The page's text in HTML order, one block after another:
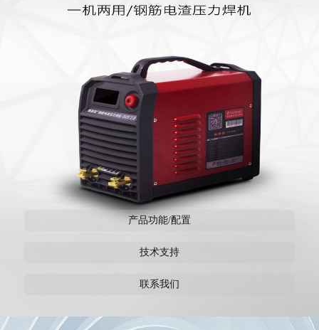
产品功能/配置
技术支持
联系我们